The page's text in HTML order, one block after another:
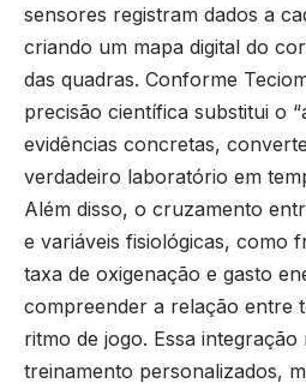
sensores registram dados a
criando um mapa digital do
das quadras. Conforme
precisão científica substitui o
evidências concretas,
verdadeiro laboratório em
Além disso, o cruzamento
e variáveis fisiológicas, como
taxa de oxigenação e gasto
compreender a relação entre
ritmo de jogo. Essa
treinamento personalizados,